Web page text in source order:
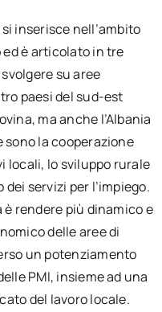
inserisce nell’ambito
è articolato in tre
su aree
paesi del sud-est
ma anche l’Albania
sono la cooperazione
locali, lo sviluppo rurale
servizi per l’impiego.
è rendere più dinamico e
delle aree di
un potenziamento
PMI, insieme ad una
del lavoro locale.